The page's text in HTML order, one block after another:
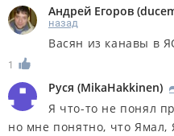
Андрей Егоров (
назад
Васян из канавы в
1
Руся (MikaHakkinen)
Я что-то не понял
но мне понятно, что Ямал,